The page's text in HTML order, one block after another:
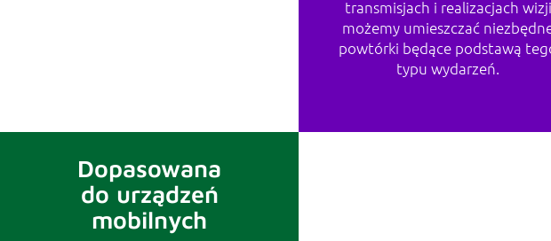
transmisjach i realizacjach wizji
możemy umieszczać
powtórki będące podstawą
typu wydarzeń.
Dopasowana
do urządzeń
mobilnych